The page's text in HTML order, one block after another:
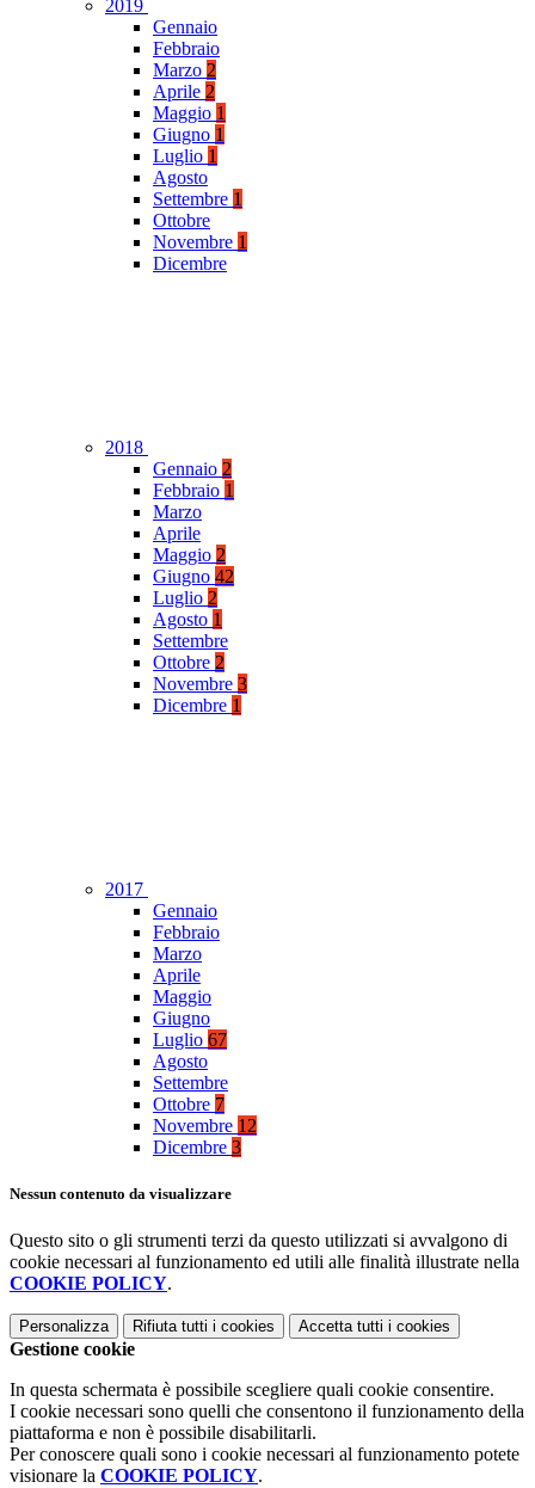
2019
Gennaio
Febbraio
Marzo 2
Aprile 2
Maggio 1
Giugno 1
Luglio 1
Agosto
Settembre 1
Ottobre
Novembre 1
Dicembre
2018
Gennaio 2
Febbraio 1
Marzo
Aprile
Maggio 2
Giugno 42
Luglio 2
Agosto 1
Settembre
Ottobre 2
Novembre 3
Dicembre 1
2017
Gennaio
Febbraio
Marzo
Aprile
Maggio
Giugno
Luglio 67
Agosto
Settembre
Ottobre 7
Novembre 12
Dicembre 3
Nessun contenuto da visualizzare
Questo sito o gli strumenti terzi da questo utilizzati si avvalgono di
cookie necessari al funzionamento ed utili alle finalità illustrate nella
COOKIE POLICY.
Personalizza Rifiuta tutti i cookies Accetta tutti i cookies
Gestione cookie
In questa schermata è possibile scegliere quali cookie consentire.
I cookie necessari sono quelli che consentono il funzionamento della
piattaforma e non è possibile disabilitarli.
Per conoscere quali sono i cookie necessari al funzionamento potete
visionare la COOKIE POLICY.